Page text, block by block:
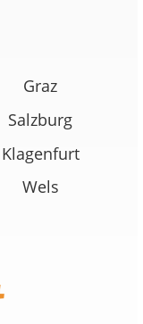
Graz
Salzburg
Klagenfurt
Wels